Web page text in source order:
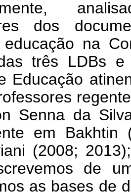
dos
na
três LDBs
Educação
Senna da
em
(2008;
de
as bases de